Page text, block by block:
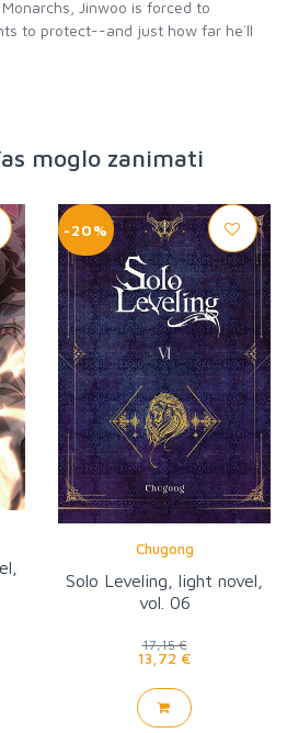
Jinwoo is forced to
to protect--and just how far he`ll
moglo zanimati
-20%
Chugong
Solo Leveling, light novel,
vol. 06
17,15 €
13,72 €